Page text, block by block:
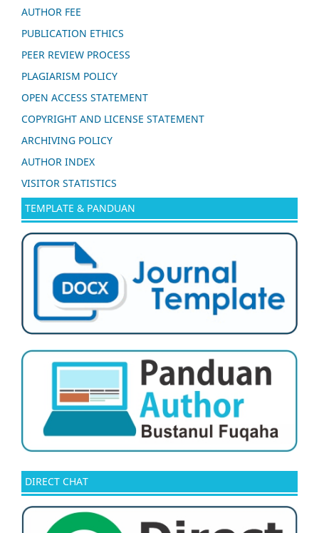
AUTHOR FEE
PUBLICATION ETHICS
PEER REVIEW PROCESS
PLAGIARISM POLICY
OPEN ACCESS STATEMENT
COPYRIGHT AND LICENSE STATEMENT
ARCHIVING POLICY
AUTHOR INDEX
VISITOR STATISTICS
TEMPLATE & PANDUAN
DIRECT CHAT